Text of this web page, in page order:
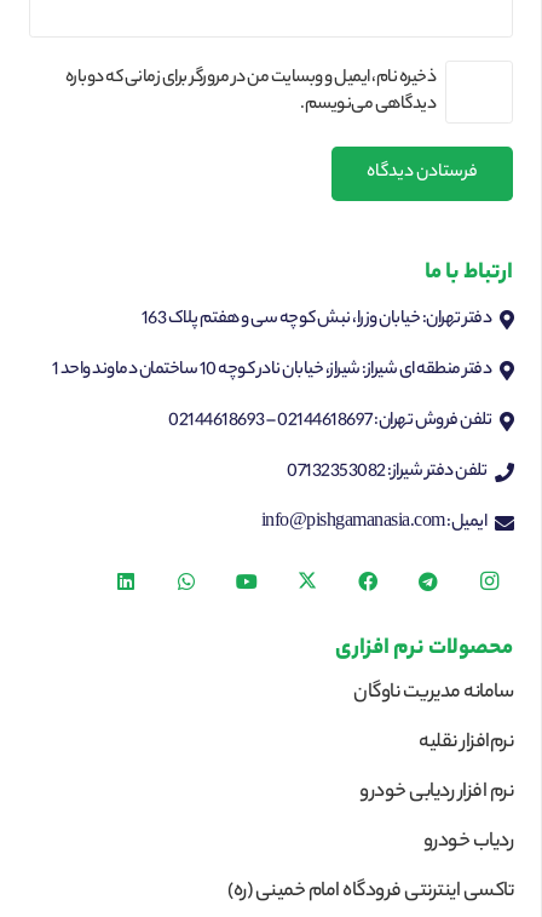
ذخیره نام، ایمیل و وبسایت من در مرورگر برای زمانی که دوباره
دیدگاهی می‌نویسم.
فرستادن دیدگاه
ارتباط با ما
دفتر تهران: خیابان وزرا، نبش کوچه سی و هفتم پلاک 163
دفتر منطقه ای شیراز: شیراز، خیابان نادر کوچه 10 ساختمان دماوند واحد 1
تلفن فروش تهران: 02144618697 – 02144618693
تلفن دفتر شیراز: 07132353082
ایمیل: info@pishgamanasia.com
محصولات نرم افزاری
سامانه مدیریت ناوگان
نرم‌افزار نقلیه
نرم افزار ردیابی خودرو
ردیاب خودرو
تاکسی اینترنتی فرودگاه امام خمینی (ره)